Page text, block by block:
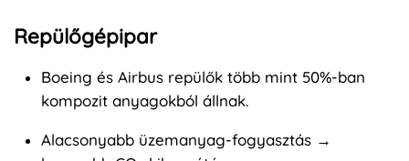
Repülőgépipar
Boeing és Airbus repülők több mint 50%-ban
kompozit anyagokból állnak.
Alacsonyabb üzemanyag-fogyasztás →